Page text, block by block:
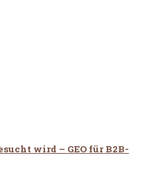
wird – GEO für B2B-